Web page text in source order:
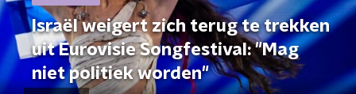
Israël weigert zich terug te trekken
uit Eurovisie Songfestival: "Mag
niet politiek worden"